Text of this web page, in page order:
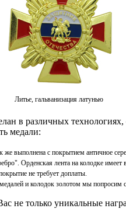
Литье, гальванизация латунью
в различных
медали:
выполнена с покрытием античное
Орденская лента на колодке имеет
не требует доплаты.
и колодок золотом мы попросим
не только уникальные